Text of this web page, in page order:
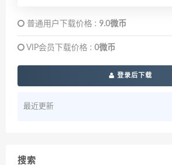
普通用户下载价格 : 9.0微币
VIP会员下载价格 : 0微币
登录后下载
最近更新
搜索